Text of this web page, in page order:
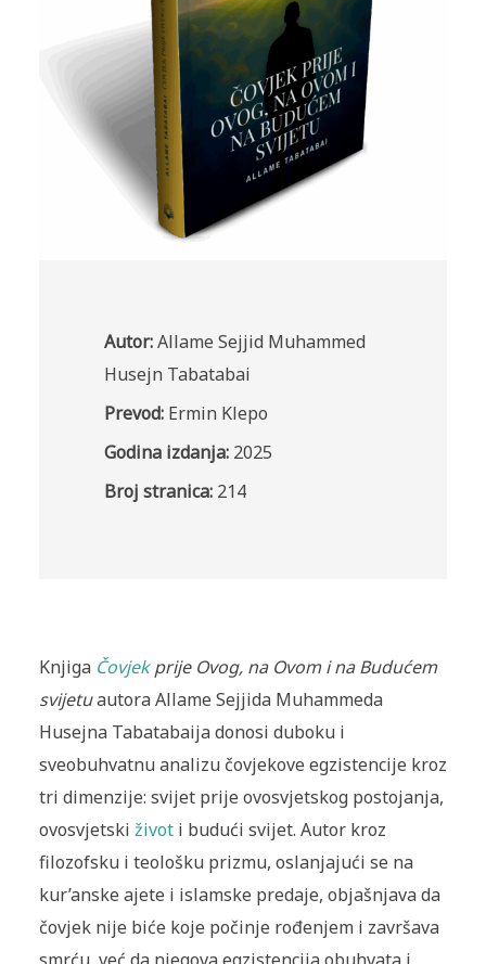
Autor:Allame Sejjid Muhammed
Husejn Tabatabai
Prevod: Ermin Klepo
Godina izdanja: 2025
Broj stranica: 214
Knjiga Čovjekprije Ovog, na Ovom i na Budućem
svijetuautora Allame Sejjida Muhammeda
Husejna Tabatabaija donosi duboku i
sveobuhvatnu analizu čovjekove egzistencije kroz
tri dimenzije: svijet prije ovosvjetskog postojanja,
ovosvjetski životi budući svijet. Autor kroz
filozofsku i teološku prizmu, oslanjajući se na
kur’anske ajete i islamske predaje, objašnjava da
čovjek nije biće koje počinje rođenjem i završava